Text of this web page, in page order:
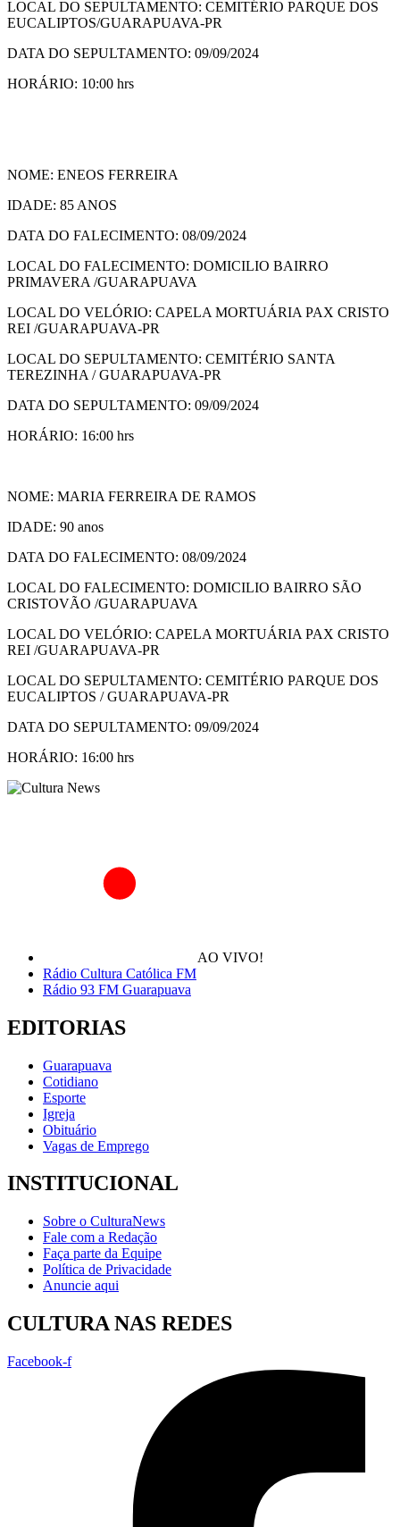
LOCAL DO SEPULTAMENTO: CEMITÉRIO PARQUE DOS
EUCALIPTOS/GUARAPUAVA-PR
DATA DO SEPULTAMENTO: 09/09/2024
HORÁRIO: 10:00 hrs
NOME: ENEOS FERREIRA
IDADE: 85 ANOS
DATA DO FALECIMENTO: 08/09/2024
LOCAL DO FALECIMENTO: DOMICILIO BAIRRO
PRIMAVERA /GUARAPUAVA
LOCAL DO VELÓRIO: CAPELA MORTUÁRIA PAX CRISTO
REI /GUARAPUAVA-PR
LOCAL DO SEPULTAMENTO: CEMITÉRIO SANTA
TEREZINHA / GUARAPUAVA-PR
DATA DO SEPULTAMENTO: 09/09/2024
HORÁRIO: 16:00 hrs
NOME: MARIA FERREIRA DE RAMOS
IDADE: 90 anos
DATA DO FALECIMENTO: 08/09/2024
LOCAL DO FALECIMENTO: DOMICILIO BAIRRO SÃO
CRISTOVÃO /GUARAPUAVA
LOCAL DO VELÓRIO: CAPELA MORTUÁRIA PAX CRISTO
REI /GUARAPUAVA-PR
LOCAL DO SEPULTAMENTO: CEMITÉRIO PARQUE DOS
EUCALIPTOS / GUARAPUAVA-PR
DATA DO SEPULTAMENTO: 09/09/2024
HORÁRIO: 16:00 hrs
AO VIVO!
Rádio Cultura Católica FM
Rádio 93 FM Guarapuava
EDITORIAS
Guarapuava
Cotidiano
Esporte
Igreja
Obituário
Vagas de Emprego
INSTITUCIONAL
Sobre o CulturaNews
Fale com a Redação
Faça parte da Equipe
Política de Privacidade
Anuncie aqui
CULTURA NAS REDES
Facebook-f